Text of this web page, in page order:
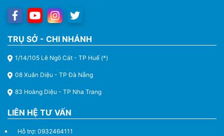
TRỤ SỞ - CHI NHÁNH
1/14/105 Lê Ngô Cát - TP Huế (*)
08 Xuân Diệu - TP Đà Nẵng
83 Hoàng Diệu - TP Nha Trang
LIÊN HỆ TƯ VẤN
Hỗ trợ: 0932464111